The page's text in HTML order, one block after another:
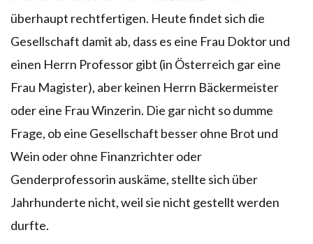
überhaupt rechtfertigen. Heute findet sich die
Gesellschaft damit ab, dass es eine Frau Doktor und
einen Herrn Professor gibt (in Österreich gar eine
Frau Magister), aber keinen Herrn Bäckermeister
oder eine Frau Winzerin. Die gar nicht so dumme
Frage, ob eine Gesellschaft besser ohne Brot und
Wein oder ohne Finanzrichter oder
Genderprofessorin auskäme, stellte sich über
Jahrhunderte nicht, weil sie nicht gestellt werden
durfte.